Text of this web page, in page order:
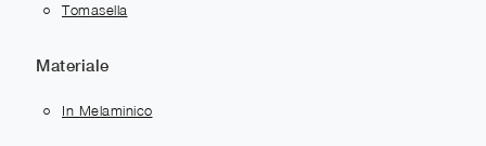
Tomasella
Materiale
In Melaminico